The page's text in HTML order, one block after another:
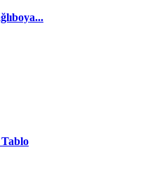
Tablo